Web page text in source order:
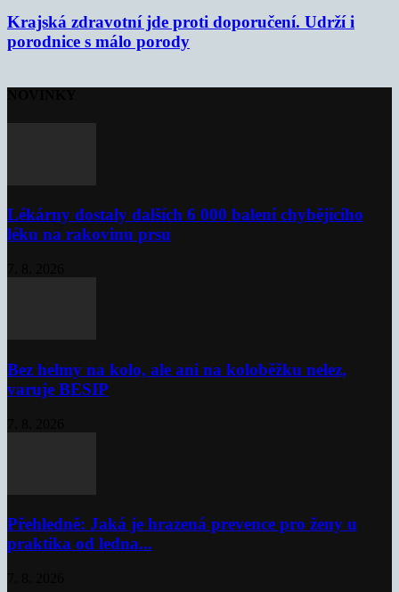
Krajská zdravotní jde proti doporučení. Udrží i
porodnice s málo porody
Lékárny dostaly dalších 6 000 balení chybějícího
léku na rakovinu prsu
Bez helmy na kolo, ale ani na koloběžku nelez,
varuje BESIP
Přehledně: Jaká je hrazená prevence pro ženy u
praktika od ledna...